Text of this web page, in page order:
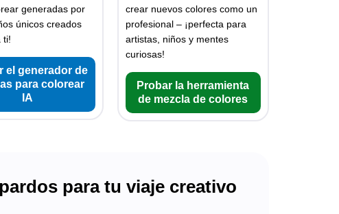
generadas por
únicos creados
ti!
el generador de
para colorear
IA
crear nuevos colores como un
profesional – ¡perfecta para
artistas, niños y mentes
curiosas!
Probar la herramienta
de mezcla de colores
para tu viaje creativo